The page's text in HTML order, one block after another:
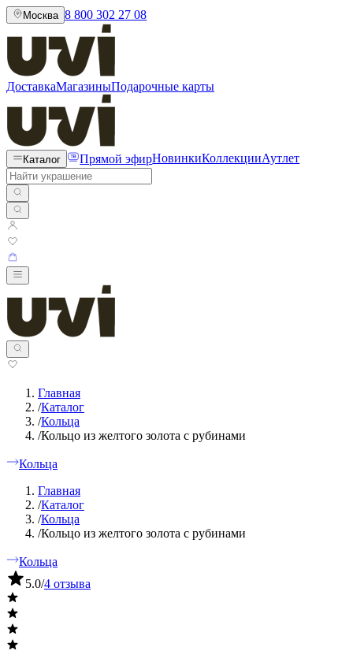
Москва 8 800 302 27 08
ДоставкаМагазиныПодарочные карты
Каталог Прямой эфирНовинкиКоллекцииАутлет
Главная
/Каталог
/Кольца
/Кольцо из желтого золота с рубинами
Кольца
Главная
/Каталог
/Кольца
/Кольцо из желтого золота с рубинами
Кольца
5.0/4 отзыва